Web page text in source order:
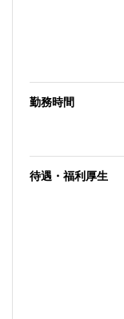
勤務時間
待遇・福利厚生